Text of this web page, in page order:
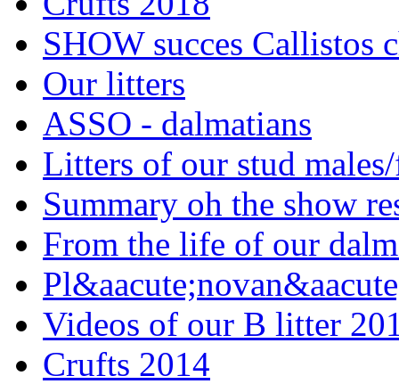
SHOW succes Callistos
Our litters
ASSO - dalmatians
Litters of our stud
Summary oh the show
From the life of our
Videos of our B litter
Crufts 2014